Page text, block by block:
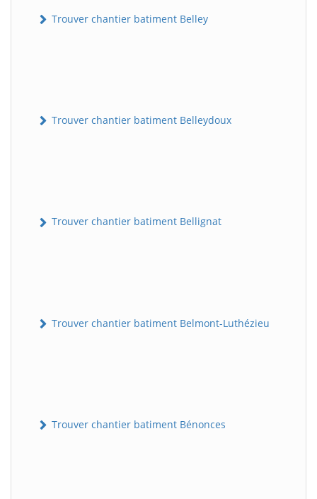
Trouver chantier batiment Belley
Trouver chantier batiment Belleydoux
Trouver chantier batiment Bellignat
Trouver chantier batiment Belmont-Luthézieu
Trouver chantier batiment Bénonces